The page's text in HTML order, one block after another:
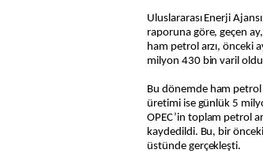
Uluslararası Enerji Ajansı’nın (IEA) Aralık 2024’e ilişkin petrol piyasası
raporuna göre, geçen
ham petrol arzı, önceki
milyon 430 bin varil
Bu dönemde ham petrol
üretimi ise günlük 5
OPEC’in toplam petrol
kaydedildi. Bu, bir
üstünde gerçekleşti.